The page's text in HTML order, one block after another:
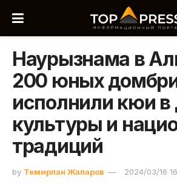
Наурызнама в
200 юных
исполнили кюи
культуры и
традиций
by Темирлан Жапаров 2024/03/16